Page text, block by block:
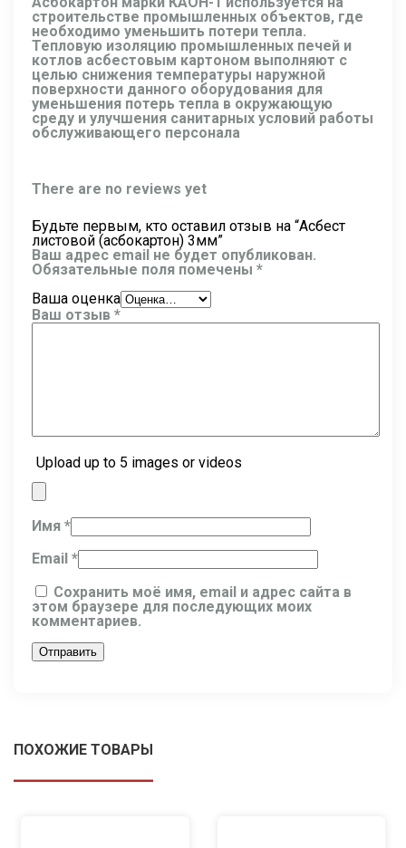
строительстве промышленных объектов, где
необходимо уменьшить потери тепла.
Тепловую изоляцию промышленных печей и
котлов асбестовым картоном выполняют с
целью снижения температуры наружной
поверхности данного оборудования для
уменьшения потерь тепла в окружающую
среду и улучшения санитарных условий работы
обслуживающего персонала
There are no reviews yet
Будьте первым, кто оставил отзыв на “Асбест
листовой (асбокартон) 3мм”
Ваш адрес email не будет опубликован.
Обязательные поля помечены *
Ваша оценка
Ваш отзыв *
Upload up to 5 images or videos
Имя *
Email *
Сохранить моё имя, email и адрес сайта в
этом браузере для последующих моих
комментариев.
ПОХОЖИЕ ТОВАРЫ